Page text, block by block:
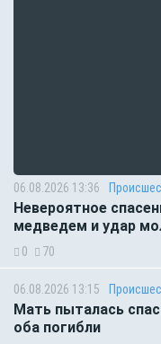
06.08.2026 13:36
Невероятное
медведем и удар
0 70
06.08.2026 13:15
Мать пыталась
оба погибли